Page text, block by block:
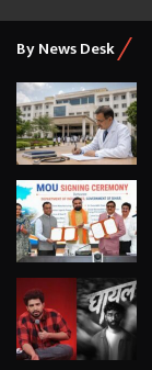
By News Desk